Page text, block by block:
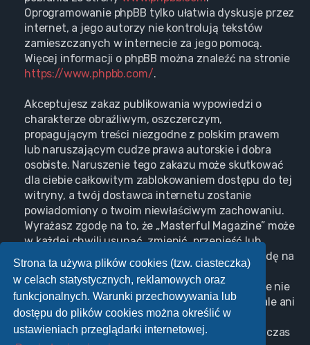
Strona ta używa plików cookies (tzw. ciasteczka)
w celach statystycznych, reklamowych oraz
funkcjonalnych. Warunki przechowywania lub
dostępu do plików cookies można określić w
ustawieniach przeglądarki internetowej.
Oprogramowanie phpBB tylko ułatwia dyskusje przez
internet, a jego autorzy nie kontrolują tekstów
zamieszczanych w internecie za jego pomocą.
Więcej informacji o phpBB można znaleźć na stronie
https://www.phpbb.com/.
Akceptujesz zakaz publikowania wypowiedzi o
charakterze obraźliwym, oszczerczym,
propagującym treści niezgodne z polskim prawem
lub naruszającym cudze prawa autorskie i dobra
osobiste. Naruszenie tego zakazu może skutkować
dla ciebie całkowitym zablokowaniem dostępu do tej
witryny, a twój dostawca internetu zostanie
powiadomiony o twoim niewłaściwym zachowaniu.
Wyrażasz zgodę na to, że „Masterful Magazine” może
w każdej chwili usunąć, zmienić, przenieść lub
zamknąć każdy twój temat, post. Wyrażasz zgodę na
zapisywanie wszystkich podanych przez ciebie
informacji w naszej bazie danych. Informacje te nie
będą przekazywane nikomu bez twojej zgody, ale ani
„Masterful Magazine”, ani phpBB nie ponosi
odpowiedzialności za włamania do witryny, podczas